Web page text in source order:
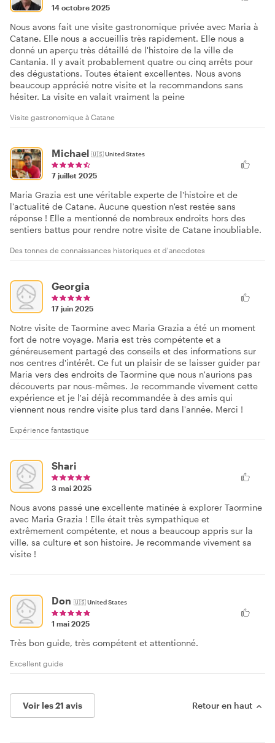
14 octobre 2025
Nous avons fait une visite gastronomique privée avec Maria à
Catane. Elle nous a accueillis très rapidement. Elle nous a
donné un aperçu très détaillé de l'histoire de la ville de
Cantania. Il y avait probablement quatre ou cinq arrêts pour
des dégustations. Toutes étaient excellentes. Nous avons
beaucoup apprécié notre visite et la recommandons sans
hésiter. La visite en valait vraiment la peine
Visite gastronomique à Catane
Michael 🇺🇸United States
7 juillet 2025
Maria Grazia est une véritable experte de l'histoire et de
l'actualité de Catane. Aucune question n'est restée sans
réponse ! Elle a mentionné de nombreux endroits hors des
sentiers battus pour rendre notre visite de Catane inoubliable.
Des tonnes de connaissances historiques et d'anecdotes
Georgia
17 juin 2025
Notre visite de Taormine avec Maria Grazia a été un moment
fort de notre voyage. Maria est très compétente et a
généreusement partagé des conseils et des informations sur
nos centres d'intérêt. Ce fut un plaisir de se laisser guider par
Maria vers des endroits de Taormine que nous n'aurions pas
découverts par nous-mêmes. Je recommande vivement cette
expérience et je l'ai déjà recommandée à des amis qui
viennent nous rendre visite plus tard dans l'année. Merci !
Expérience fantastique
Shari
3 mai 2025
Nous avons passé une excellente matinée à explorer Taormine
avec Maria Grazia ! Elle était très sympathique et
extrêmement compétente, et nous a beaucoup appris sur la
ville, sa culture et son histoire. Je recommande vivement sa
visite !
Don 🇺🇸United States
1 mai 2025
Très bon guide, très compétent et attentionné.
Excellent guide
Voir les 21 avis Retour en haut